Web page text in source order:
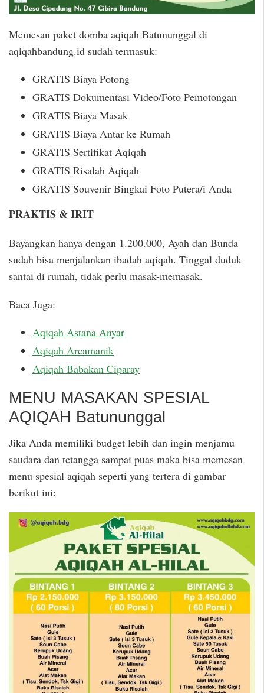
Memesan paket domba aqiqah Batununggal di
aqiqahbandung.id sudah termasuk:
GRATIS Biaya Potong
GRATIS Dokumentasi Video/Foto Pemotongan
GRATIS Biaya Masak
GRATIS Biaya Antar ke Rumah
GRATIS Sertifikat Aqiqah
GRATIS Risalah Aqiqah
GRATIS Souvenir Bingkai Foto Putera/i Anda
PRAKTIS & IRIT
Bayangkan hanya dengan 1.200.000, Ayah dan Bunda
sudah bisa menjalankan ibadah aqiqah. Tinggal duduk
santai di rumah, tidak perlu masak-memasak.
Baca Juga:
Aqiqah Astana Anyar
Aqiqah Arcamanik
Aqiqah Babakan Ciparay
MENU MASAKAN SPESIAL
AQIQAH Batununggal
Jika Anda memiliki budget lebih dan ingin menjamu
saudara dan tetangga sampai puas maka bisa memesan
menu spesial aqiqah seperti yang tertera di gambar
berikut ini: